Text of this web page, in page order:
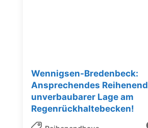
Wennigsen-Bredenbeck:
Ansprechendes
unverbaubarer Lage am
Regenrückhaltebecken!